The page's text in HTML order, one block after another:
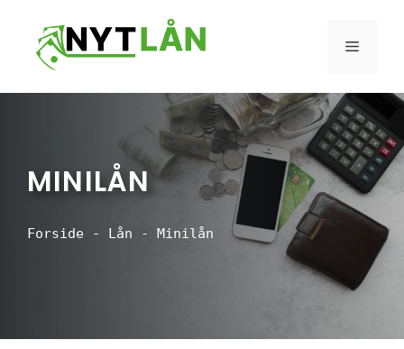
indhold
MENU
MINILÅN
Forside - Lån - Minilån